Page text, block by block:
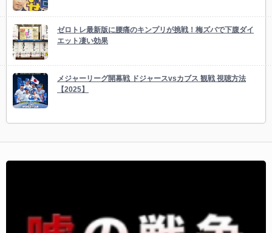
ゼロトレ最新版に腰痛のキンプリが挑戦！梅ズバで下腹ダイ
エット凄い効果
メジャーリーグ開幕戦 ドジャースvsカブス 観戦 視聴方法
【2025】